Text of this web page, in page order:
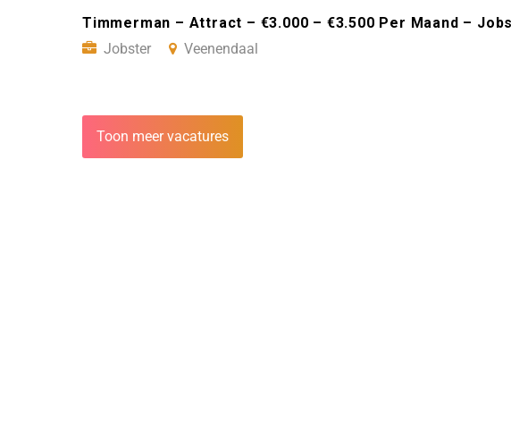
Timmerman – Attract – €3.000 – €3.500 Per Maand –
Jobster
Veenendaal
Toon meer vacatures